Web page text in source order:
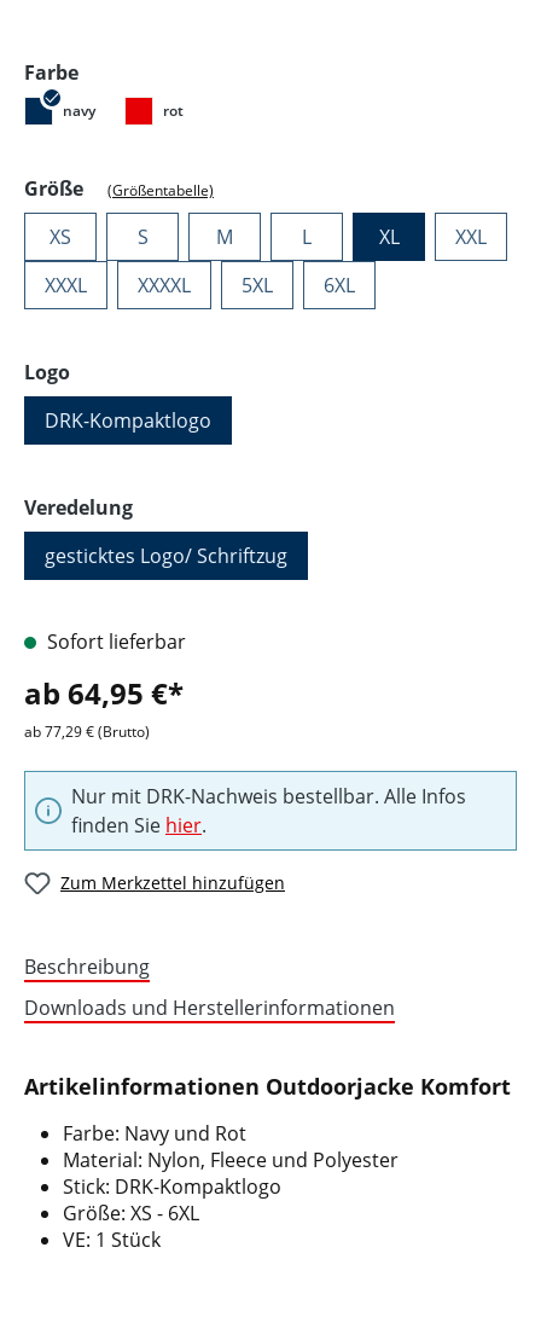
Farbeauswählen
navy rot
Größeauswählen
(Größentabelle)
XS S M L XL
XXL
XXXL
XXXXL 5XL 6XL
Logoauswählen
DRK-Kompaktlogo
Veredelungauswählen
gesticktes Logo/ Schriftzug
Sofort lieferbar
ab 64,95 €*
ab 77,29 € (Brutto)
Nur mit DRK-Nachweis bestellbar. Alle Infos
finden Sie hier.
Zum Merkzettel hinzufügen
Beschreibung
Downloads und Herstellerinformationen
Artikelinformationen Outdoorjacke Komfort
Farbe: Navy und Rot
Material: Nylon, Fleece und Polyester
Stick: DRK-Kompaktlogo
Größe: XS - 6XL
VE: 1 Stück